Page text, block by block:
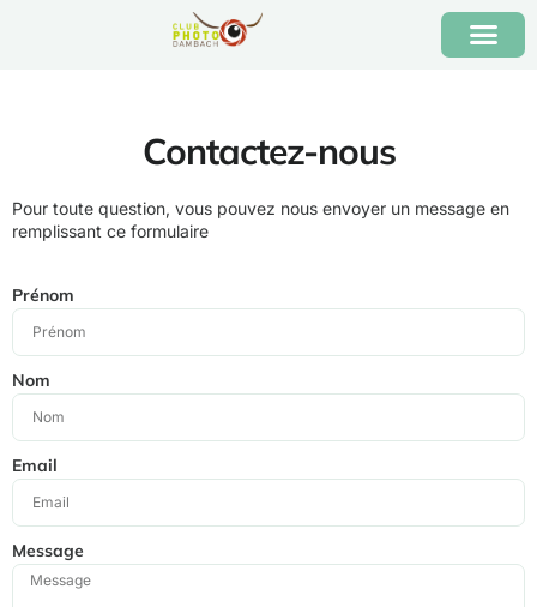
Contactez-nous
Pour toute question, vous pouvez nous envoyer un message en
remplissant ce formulaire
Prénom
Nom
Email
Message